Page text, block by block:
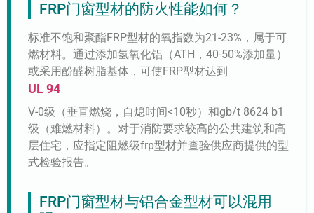
FRP门窗型材的防火性能如何？
标准不饱和聚酯FRP型材的氧指数为21-23%，属于可
燃材料。通过添加氢氧化铝（ATH，40-50%添加量）
或采用酚醛树脂基体，可使FRP型材达到
UL 94
V-0级（垂直燃烧，自熄时间<10秒）和gb/t 8624 b1
级（难燃材料）。对于消防要求较高的公共建筑和高
层住宅，应指定阻燃级frp型材并查验供应商提供的型
式检验报告。
FRP门窗型材与铝合金型材可以混用